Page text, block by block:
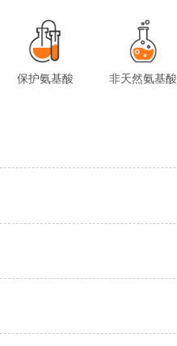
保护氨基酸 非天然氨基酸